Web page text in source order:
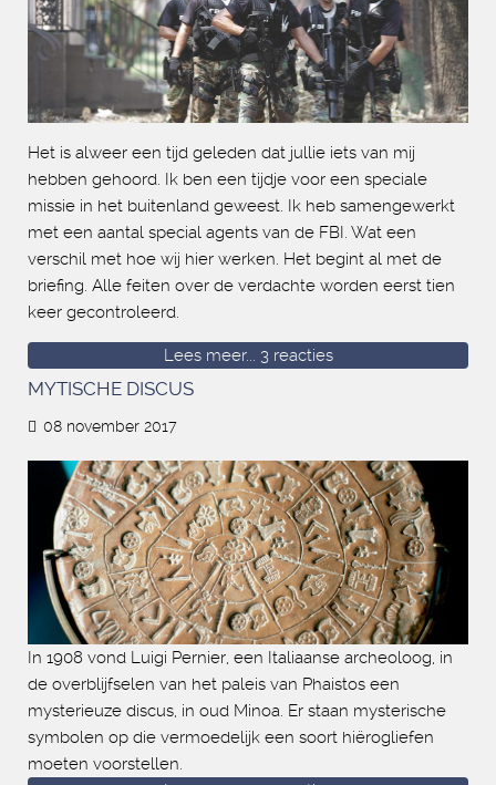
Het is alweer een tijd geleden dat jullie iets van mij
hebben gehoord. Ik ben een tijdje voor een speciale
missie in het buitenland geweest. Ik heb samengewerkt
met een aantal special agents van de FBI. Wat een
verschil met hoe wij hier werken. Het begint al met de
briefing. Alle feiten over de verdachte worden eerst tien
keer gecontroleerd.
Lees meer... 3 reacties
MYTISCHE DISCUS
08 november 2017
In 1908 vond Luigi Pernier, een Italiaanse archeoloog, in
de overblijfselen van het paleis van Phaistos een
mysterieuze discus, in oud Minoa. Er staan mysterische
symbolen op die vermoedelijk een soort hiërogliefen
moeten voorstellen.